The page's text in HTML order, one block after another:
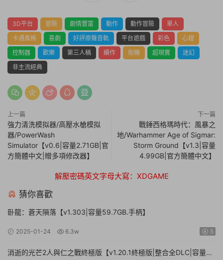
3D平台 冒險 劇情豐富 動作 動作冒險
單人
卡通風格
喜劇 好評原聲音軌 平台遊戲 彩色
心理
控制器
歡樂 第三人稱 續作 街機 超現實
迷幻
非主流經典
上一篇
強力清洗模拟器/高壓水槍模拟
器/PowerWash
Simulator【v0.6|容量2.71GB|官
方簡體中文|贈多項修改器】
下一篇
戰錘西格瑪時代：風暴之
地/Warhammer Age of Sigmar:
Storm Ground【v1.3|容量
4.99GB|官方簡體中文】
解壓密碼英文字母大寫：XDGAME
猜你喜歡
卧龍：蒼天隕落【v1.303|容量59.7GB.手柄】
2025-01-24 6.3w 5
消逝的光芒2人與仁之戰終極版【v1.20.1終極版|整合全DLC|容量